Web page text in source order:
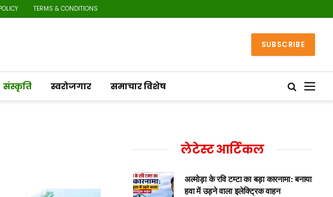
TERMS & CONDITIONS
SUBSCRIBE
संस्कृति स्वरोजगार समाचार विशेष
लेटेस्ट आर्टिकल
अल्मोड़ा के रवि टम्टा का बड़ा कारनामा: बनाया
हवा में उड़ने वाला इलेक्ट्रिक वाहन